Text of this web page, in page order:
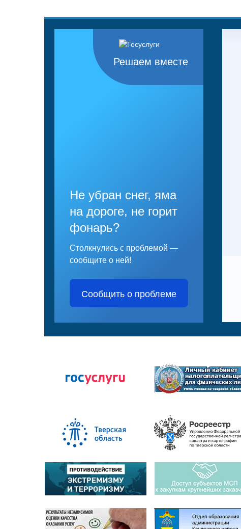
Решаем вместе
Не убран снег, яма
на дороге, не горит
фонарь?
Столкнулись с проблемой —
сообщите о ней!
Сообщить о проблеме